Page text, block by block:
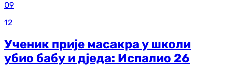
09
12
Ученик прије масакра у школи
убио бабу и дједа: Испалио 26